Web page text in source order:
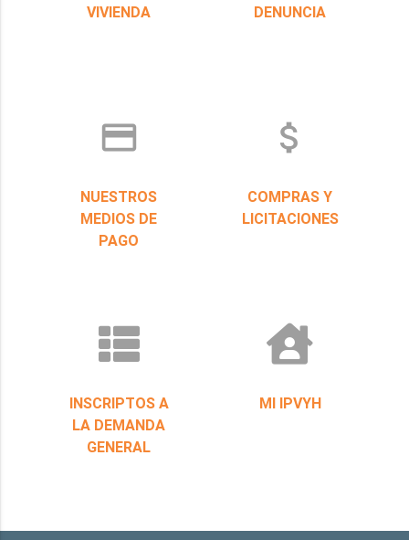
VIVIENDA
DENUNCIA
credit_card
NUESTROS
MEDIOS DE
PAGO
attach_money
COMPRAS Y
LICITACIONES
INSCRIPTOS A
LA DEMANDA
GENERAL
MI IPVYH